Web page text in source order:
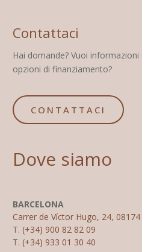
Contattaci
Hai domande? Vuoi
opzioni di finanziamento?
CONTATTACI
Dove siamo
BARCELONA
Carrer de Víctor Hugo, 24,
T. (+34) 900 82 82 09
T. (+34) 933 01 30 40